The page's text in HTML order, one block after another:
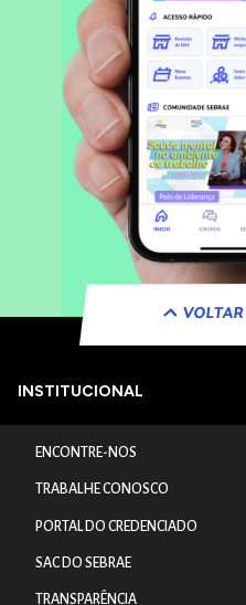
INSTITUCIONAL
ENCONTRE-NOS
TRABALHE CONOSCO
PORTAL DO CREDENCIADO
SAC DO SEBRAE
TRANSPARÊNCIA